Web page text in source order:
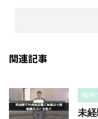
関連記事
海外
未